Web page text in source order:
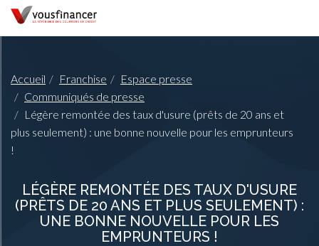
Accueil Franchise
Espace presse
Communiqués de presse
Légère remontée des taux d'usure (prêts de 20 ans et
plus seulement) : une bonne nouvelle pour les emprunteurs
!
LÉGÈRE REMONTÉE DES TAUX D'USURE
(PRÊTS DE 20 ANS ET PLUS SEULEMENT) :
UNE BONNE NOUVELLE POUR LES
EMPRUNTEURS !